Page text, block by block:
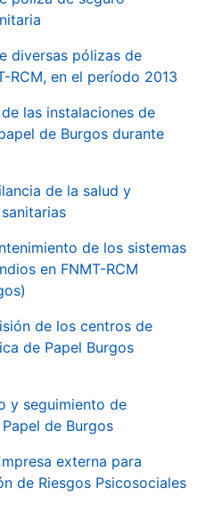
diversas pólizas de
RCM, en el período 2013
las instalaciones de
de Burgos durante
de la salud y
de los sistemas
en FNMT-RCM
de los centros de
de Papel Burgos
y seguimiento de
de Burgos
externa para
de Riesgos Psicosociales